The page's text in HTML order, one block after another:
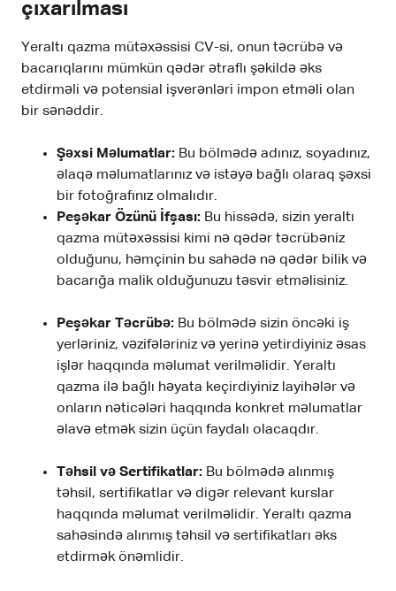
çıxarılması
Yeraltı qazma mütəxəssisi CV-si, onun təcrübə və
bacarıqlarını mümkün qədər ətraflı şəkildə əks
etdirməli və potensial işverənləri impon etməli olan
bir sənəddir.
Şəxsi Məlumatlar: Bu bölmədə adınız, soyadınız,
əlaqə məlumatlarınız və istəyə bağlı olaraq şəxsi
bir fotoğrafınız olmalıdır.
Peşəkar Özünü İfşası: Bu hissədə, sizin yeraltı
qazma mütəxəssisi kimi nə qədər təcrübəniz
olduğunu, həmçinin bu sahədə nə qədər bilik və
bacarığa malik olduğunuzu təsvir etməlisiniz.
Peşəkar Təcrübə: Bu bölmədə sizin öncəki iş
yerləriniz, vəzifələriniz və yerinə yetirdiyiniz əsas
işlər haqqında məlumat verilməlidir. Yeraltı
qazma ilə bağlı həyata keçirdiyiniz layihələr və
onların nəticələri haqqında konkret məlumatlar
əlavə etmək sizin üçün faydalı olacaqdır.
Təhsil və Sertifikatlar: Bu bölmədə alınmış
təhsil, sertifikatlar və digər relevant kurslar
haqqında məlumat verilməlidir. Yeraltı qazma
sahəsində alınmış təhsil və sertifikatları əks
etdirmək önəmlidir.